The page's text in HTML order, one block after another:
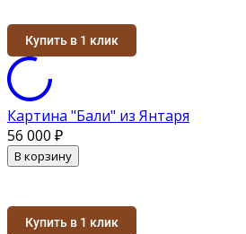
Купить в 1 клик
Картина "Бали" из Янтаря
56 000 ₽
В корзину
Купить в 1 клик